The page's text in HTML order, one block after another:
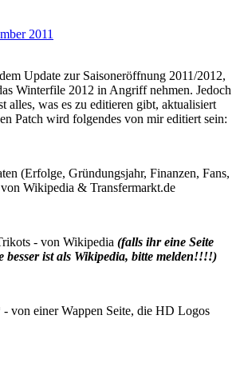
2011
Update zur Saisoneröffnung 2011/2012,
Winterfile 2012 in Angriff nehmen. Jedoch
alles, was es zu editieren gibt, aktualisiert
Patch wird folgendes von mir editiert sein:
(Erfolge, Gründungsjahr, Finanzen, Fans,
Wikipedia & Transfermarkt.de
- von Wikipedia (falls ihr eine Seite
besser ist als Wikipedia, bitte melden!!!!)
- von einer Wappen Seite, die HD Logos